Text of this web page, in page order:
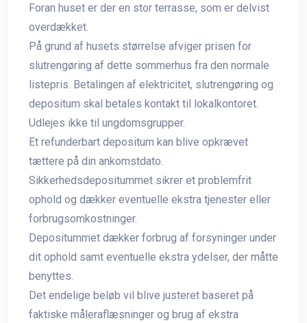
Foran huset er der en stor terrasse, som er delvist
overdækket.
På grund af husets størrelse afviger prisen for
slutrengøring af dette sommerhus fra den normale
listepris. Betalingen af elektricitet, slutrengøring og
depositum skal betales kontakt til lokalkontoret.
Udlejes ikke til ungdomsgrupper.
Et refunderbart depositum kan blive opkrævet
tættere på din ankomstdato.
Sikkerhedsdepositummet sikrer et problemfrit
ophold og dækker eventuelle ekstra tjenester eller
forbrugsomkostninger.
Depositummet dækker forbrug af forsyninger under
dit ophold samt eventuelle ekstra ydelser, der måtte
benyttes.
Det endelige beløb vil blive justeret baseret på
faktiske måleraflæsninger og brug af ekstra